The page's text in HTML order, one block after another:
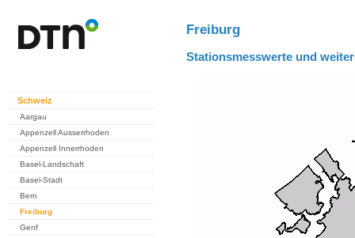
Schweiz
Aargau
Appenzell Ausserrhoden
Appenzell Innerrhoden
Basel-Landschaft
Basel-Stadt
Bern
Freiburg
Genf
Freiburg
Stationsmesswerte und